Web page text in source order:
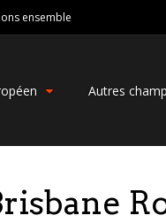
ensemble
Autres